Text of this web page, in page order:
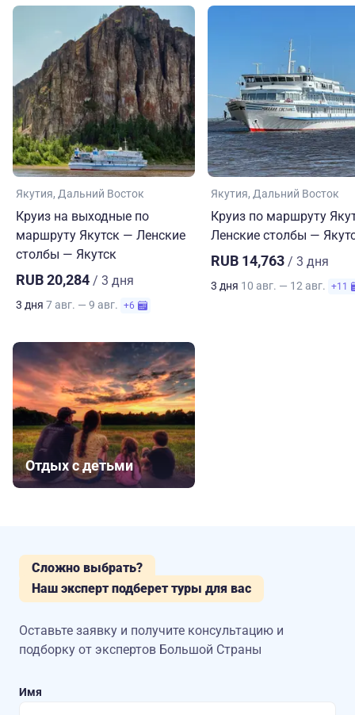
Якутия Дальний Восток
Круиз на выходные по
маршруту Якутск — Ленские
столбы — Якутск
RUB 20,284 / 3 дня
3 дня 7 авг. — 9 авг. +6
Якутия Дальний Восток
Круиз по маршруту
Ленские столбы —
RUB 14,763 / 3 дня
3 дня 10 авг. — 12 авг. +11
Отдых с детьми
Сложно выбрать?
Наш эксперт подберет туры для вас
Оставьте заявку и получите консультацию и
подборку от экспертов Большой Страны
Имя